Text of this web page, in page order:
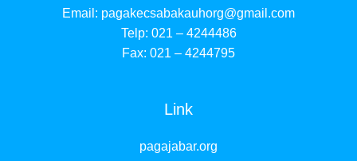
Email: pagakecsabakauhorg@gmail.com
Telp: 021 – 4244486
Fax: 021 – 4244795
Link
pagajabar.org